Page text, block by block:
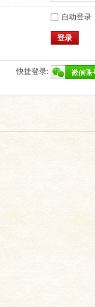
自动登录
登录
快捷登录: